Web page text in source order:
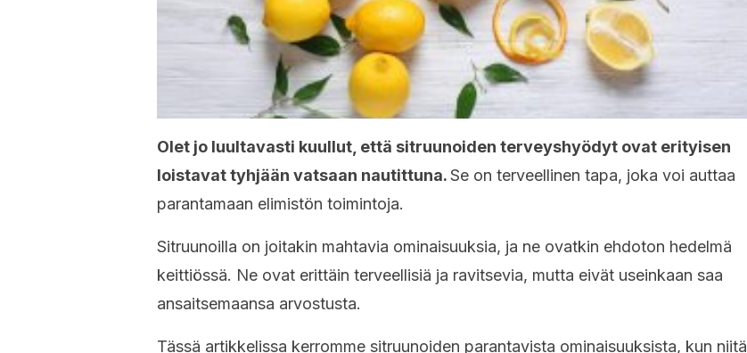
Olet jo luultavasti kuullut, että sitruunoiden terveyshyödyt ovat erityisen
loistavat tyhjään vatsaan nautittuna.Se on terveellinen tapa, joka voi auttaa
parantamaan elimistön toimintoja.
Sitruunoilla on joitakin mahtavia ominaisuuksia, ja ne ovatkin ehdoton hedelmä
keittiössä. Ne ovat erittäin terveellisiä ja ravitsevia, mutta eivät useinkaan saa
ansaitsemaansa arvostusta.
Tässä artikkelissa kerromme sitruunoiden parantavista ominaisuuksista, kun niitä